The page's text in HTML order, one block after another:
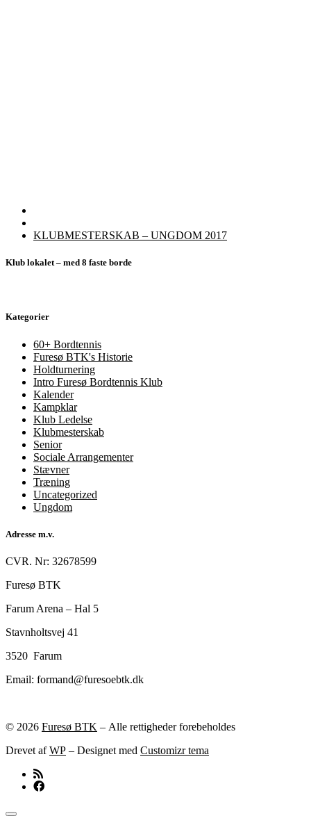
Indlæg
navigation
til
Næste
KLUBMESTERSKAB – UNGDOM 2017
Klub lokalet – med 8 faste borde
Kategorier
60+ Bordtennis
Furesø BTK's Historie
Holdturnering
Intro Furesø Bordtennis Klub
Kalender
Kampklar
Klub Ledelse
Klubmesterskab
Senior
Sociale Arrangementer
Stævner
Træning
Uncategorized
Ungdom
Adresse m.v.
CVR. Nr: 32678599
Furesø BTK
Farum Arena – Hal 5
Stavnholtsvej 41
3520 Farum
Email: formand@furesoebtk.dk
© 2026 Furesø BTK – Alle rettigheder forebeholdes
Drevet afWP – Designet med Customizr tema